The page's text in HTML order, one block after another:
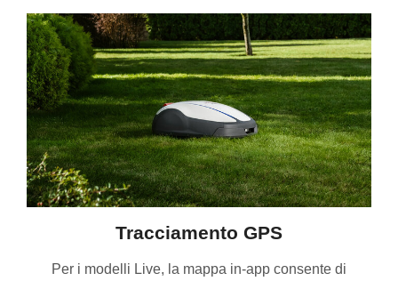
Tracciamento GPS
Per i modelli Live, la mappa in-app consente di